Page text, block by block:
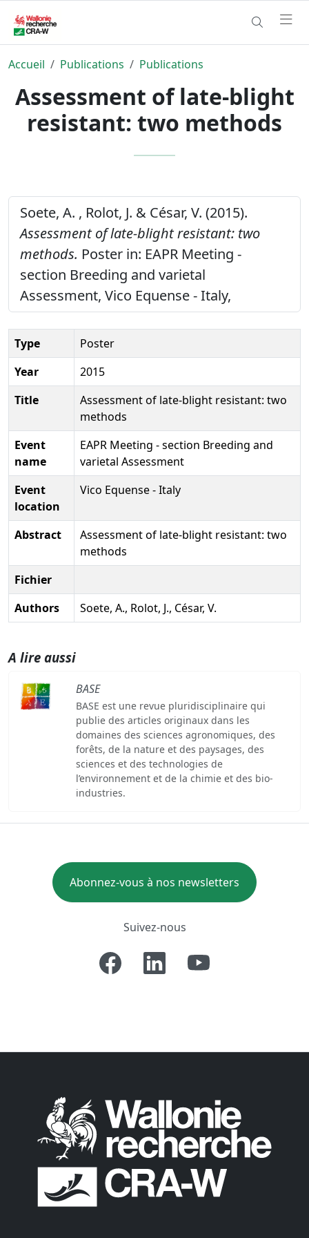
Accueil Publications Publications
Assessment of late-blight
resistant: two methods
Soete, A. , Rolot, J. & César, V. (2015).
Assessment of late-blight resistant: two
methods. Poster in: EAPR Meeting -
section Breeding and varietal
Assessment, Vico Equense - Italy,
Type
Poster
Year
2015
Title
Assessment of late-blight resistant: two
methods
Event
name
EAPR Meeting - section Breeding and
varietal Assessment
Event
location
Vico Equense - Italy
Abstract
Assessment of late-blight resistant: two
methods
Fichier
Authors
Soete, A., Rolot, J., César, V.
A lire aussi
BASE
BASE est une revue pluridisciplinaire qui
publie des articles originaux dans les
domaines des sciences agronomiques, des
forêts, de la nature et des paysages, des
sciences et des technologies de
l’environnement et de la chimie et des bio-
industries.
Abonnez-vous à nos newsletters
Suivez-nous